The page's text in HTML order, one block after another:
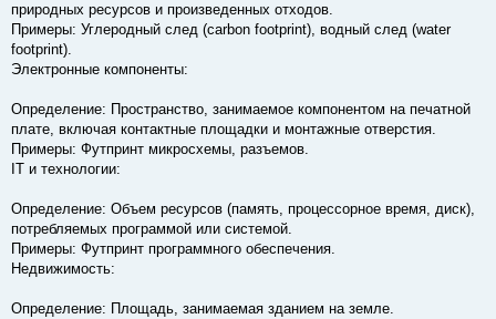
природных ресурсов и произведенных отходов.
Примеры: Углеродный след (carbon footprint), водный след (water
footprint).
Электронные компоненты:
Определение: Пространство, занимаемое компонентом на печатной
плате, включая контактные площадки и монтажные отверстия.
Примеры: Футпринт микросхемы, разъемов.
IT и технологии:
Определение: Объем ресурсов (память, процессорное время, диск),
потребляемых программой или системой.
Примеры: Футпринт программного обеспечения.
Недвижимость:
Определение: Площадь, занимаемая зданием на земле.